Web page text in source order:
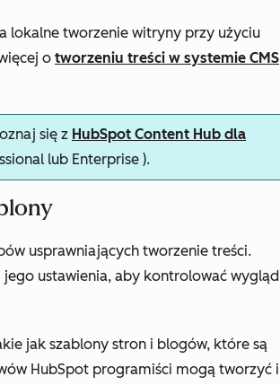
lokalne tworzenie witryny przy użyciu
o tworzeniu treści w systemie CMS
się z HubSpot Content Hub dla
lub Enterprise ).
usprawniających tworzenie treści.
ustawienia, aby kontrolować wygląd
jak szablony stron i blogów, które są
HubSpot programiści mogą tworzyć i